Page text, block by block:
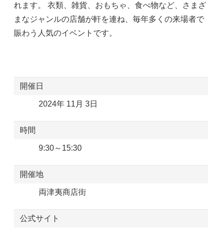
れます。 衣類、雑貨、おもちゃ、食べ物など、さまざ
まなジャンルの店舗が軒を連ね、毎年多くの来場者で
賑わう人気のイベントです。
開催日
2024年 11月 3日
時間
9:30～15:30
開催地
両津夷商店街
公式サイト